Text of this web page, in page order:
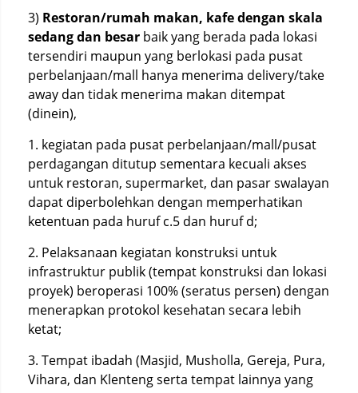
3) Restoran/rumah makan, kafe dengan skala
sedang dan besar baik yang berada pada lokasi
tersendiri maupun yang berlokasi pada pusat
perbelanjaan/mall hanya menerima delivery/take
away dan tidak menerima makan ditempat
(dinein),
1. kegiatan pada pusat perbelanjaan/mall/pusat
perdagangan ditutup sementara kecuali akses
untuk restoran, supermarket, dan pasar swalayan
dapat diperbolehkan dengan memperhatikan
ketentuan pada huruf c.5 dan huruf d;
2. Pelaksanaan kegiatan konstruksi untuk
infrastruktur publik (tempat konstruksi dan lokasi
proyek) beroperasi 100% (seratus persen) dengan
menerapkan protokol kesehatan secara lebih
ketat;
3. Tempat ibadah (Masjid, Musholla, Gereja, Pura,
Vihara, dan Klenteng serta tempat lainnya yang